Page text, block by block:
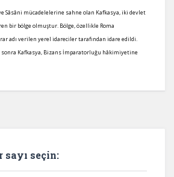
Sâsâni mücadelelerine sahne olan Kafkasya, iki devlet
bir bölge olmuştur. Bölge, özellikle Roma
adı verilen yerel idareciler tarafından idare edildi.
sonra Kafkasya, Bizans İmparatorluğu hâkimiyetine
sayı seçin: